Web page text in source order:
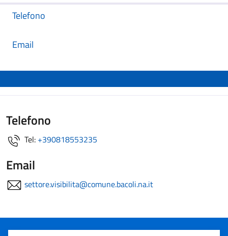
Telefono
Email
Telefono
Tel: +390818553235
Email
settore.visibilita@comune.bacoli.na.it